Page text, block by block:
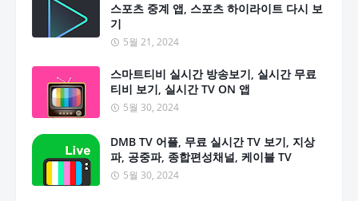
스포츠 중계 앱, 스포츠 하이라이트 다시 보
기
5월 21, 2024
스마트티비 실시간 방송보기, 실시간 무료
티비 보기, 실시간 TV ON 앱
5월 30, 2024
DMB TV 어플, 무료 실시간 TV 보기, 지상
파, 공중파, 종합편성채널, 케이블 TV
5월 30, 2024